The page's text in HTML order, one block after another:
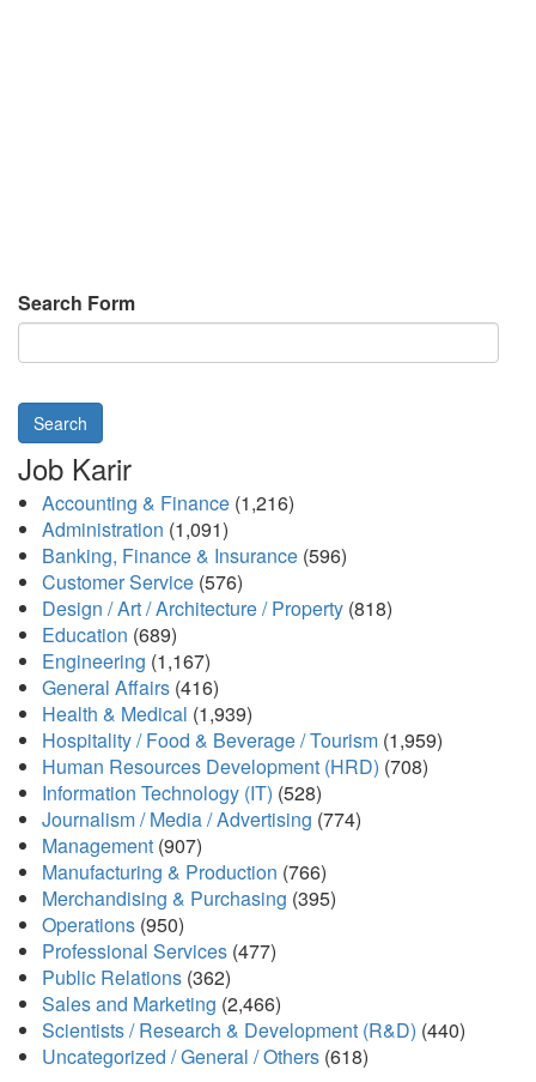
Search Form
Search
Job Karir
Accounting & Finance (1,216)
Administration (1,091)
Banking, Finance & Insurance (596)
Customer Service (576)
Design / Art / Architecture / Property (818)
Education (689)
Engineering (1,167)
General Affairs (416)
Health & Medical (1,939)
Hospitality / Food & Beverage / Tourism (1,959)
Human Resources Development (HRD) (708)
Information Technology (IT) (528)
Journalism / Media / Advertising (774)
Management (907)
Manufacturing & Production (766)
Merchandising & Purchasing (395)
Operations (950)
Professional Services (477)
Public Relations (362)
Sales and Marketing (2,466)
Scientists / Research & Development (R&D) (440)
Uncategorized / General / Others (618)